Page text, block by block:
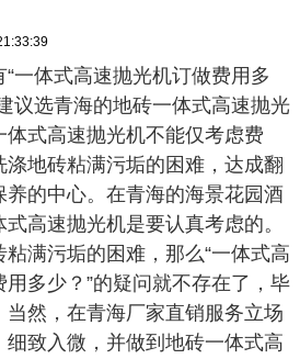
“一体式高速抛光机订做费用多
议选青海的地砖一体式高速抛光
体式高速抛光机不能仅考虑费
涤地砖粘满污垢的困难，达成翻
养的中心。在青海的海景花园酒
高速抛光机是要认真考虑的。
满污垢的困难，那么“一体式高
多少？”的疑问就不存在了，毕
当然，在青海厂家直销服务立场
细致入微，并做到地砖一体式高